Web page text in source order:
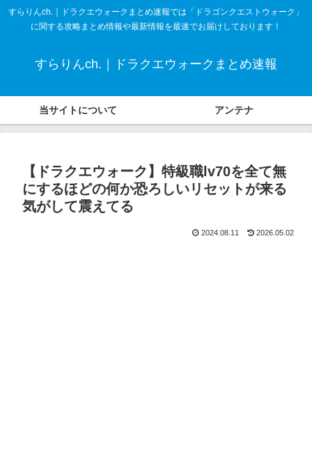
すらりんch.｜ドラクエウォークまとめ速報では「ドラゴンクエストウォーク」
に関する攻略まとめ情報や最新情報を最速でお届けしております！
すらりんch.｜ドラクエウォークまとめ速報
当サイトについて アンテナ
【ドラクエウォーク】特級職lv70を全て無
にするほどの何か恐ろしいリセットが来る
気がして震えてる
2024.08.11 2026.05.02